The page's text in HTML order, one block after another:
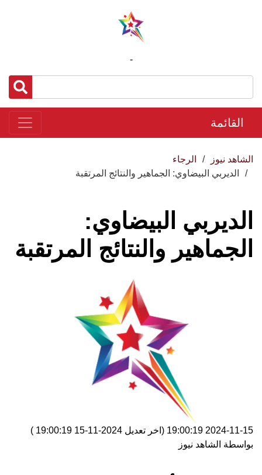
-
القائمة
الشاهد نيوز
الرجاء
الديربي البيضاوي: الجماهير والنتائج المرتقبة
الديربي البيضاوي:
الجماهير والنتائج المرتقبة
2024-11-15 19:00:19 (اخر تعديل 2024-11-15 19:00:19
)
بواسطة الشاهد نيوز